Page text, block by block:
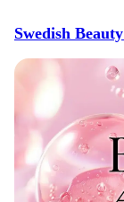
Swedish